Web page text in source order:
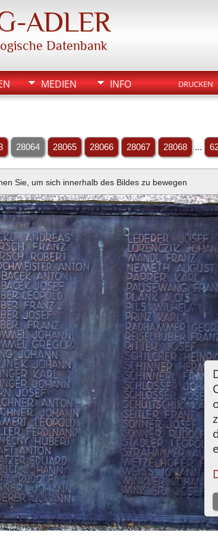
ADLER
Datenbank
MEDIEN INFO DRUCKEN
28064 28065 28066 28067 28068 ...